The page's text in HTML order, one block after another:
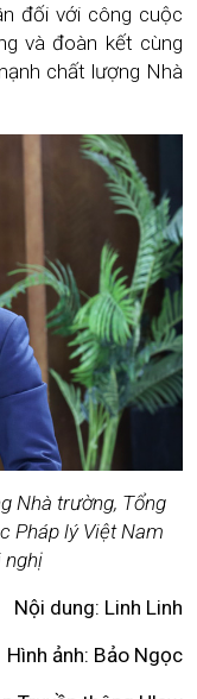
đối với công cuộc
và đoàn kết cùng
chất lượng Nhà
Nhà trường, Tổng
Pháp lý Việt Nam
nghị
Nội dung: Linh Linh
Hình ảnh: Bảo Ngọc